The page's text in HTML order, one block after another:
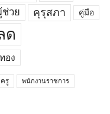
ช่วย คุรุสภา คู่มือ
ด
อง
รู พนักงานราชการ